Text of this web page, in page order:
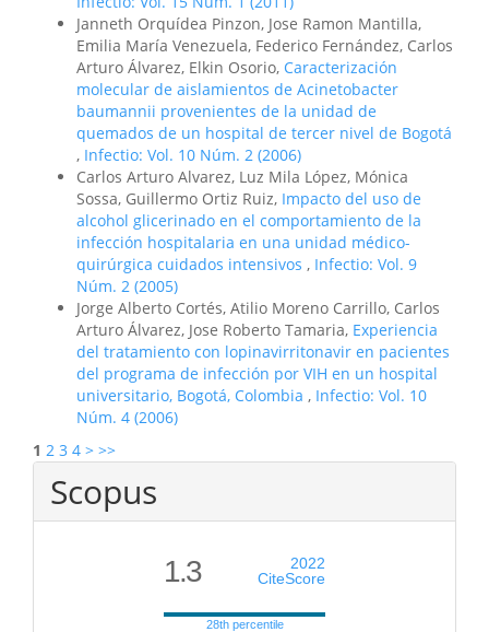
Janneth Orquídea Pinzon, Jose Ramon Mantilla,
Emilia María Venezuela, Federico Fernández, Carlos
Arturo Álvarez, Elkin Osorio, Caracterización
molecular de aislamientos de Acinetobacter
baumannii provenientes de la unidad de
quemados de un hospital de tercer nivel de Bogotá
, Infectio: Vol. 10 Núm. 2 (2006)
Carlos Arturo Alvarez, Luz Mila López, Mónica
Sossa, Guillermo Ortiz Ruiz, Impacto del uso de
alcohol glicerinado en el comportamiento de la
infección hospitalaria en una unidad médico-
quirúrgica cuidados intensivos , Infectio: Vol. 9
Núm. 2 (2005)
Jorge Alberto Cortés, Atilio Moreno Carrillo, Carlos
Arturo Álvarez, Jose Roberto Tamaria, Experiencia
del tratamiento con lopinavirritonavir en pacientes
del programa de infección por VIH en un hospital
universitario, Bogotá, Colombia , Infectio: Vol. 10
Núm. 4 (2006)
1 2 3 4 > >>
Scopus
1.3
2022
CiteScore
28th percentile